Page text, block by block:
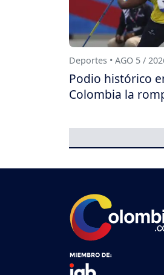
Deportes • AGO 5 /
Podio histórico
Colombia la